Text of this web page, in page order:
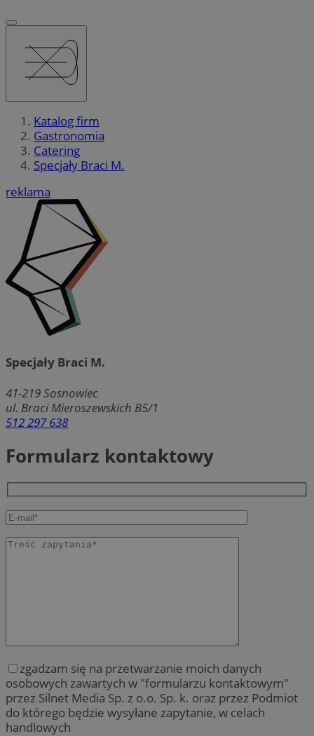
Katalog firm
Gastronomia
Catering
Specjały Braci M.
reklama
Specjały Braci M.
41-219Sosnowiec
ul. Braci Mieroszewskich B5/1
512 297 638
Formularz kontaktowy
zgadzam się na przetwarzanie moich danych
osobowych zawartych w "formularzu kontaktowym"
przez Silnet Media Sp. z o.o. Sp. k. oraz przez Podmiot
do którego będzie wysyłane zapytanie, w celach
handlowych